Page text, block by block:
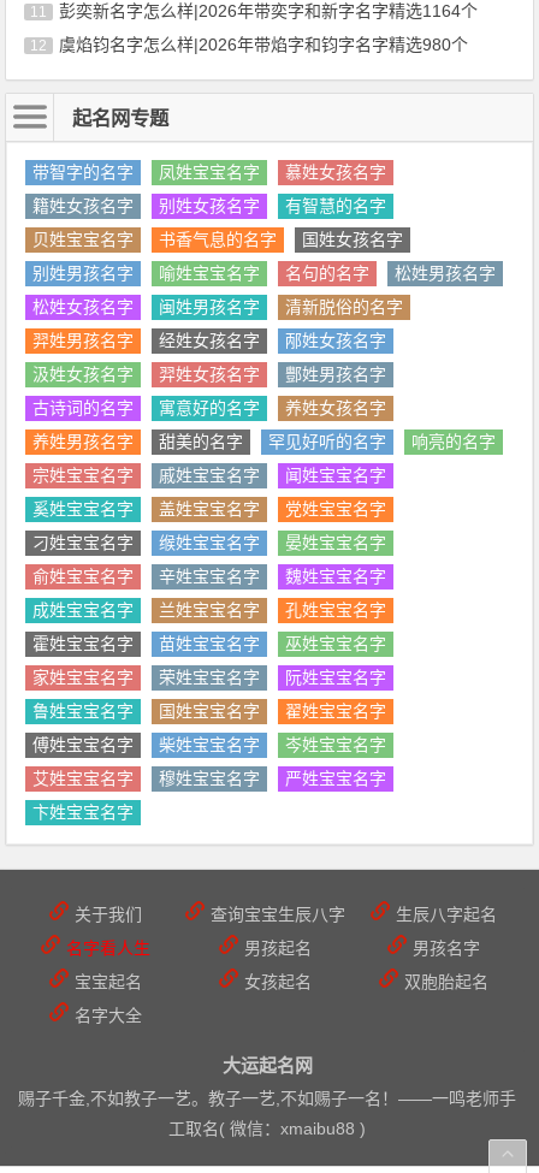
11 彭奕新名字怎么样|2026年带奕字和新字名字精选1164个
12 虞焰钧名字怎么样|2026年带焰字和钧字名字精选980个
起名网专题
带智字的名字 凤姓宝宝名字
慕姓女孩名字
籍姓女孩名字
别姓女孩名字
有智慧的名字
贝姓宝宝名字
书香气息的名字
国姓女孩名字
别姓男孩名字
喻姓宝宝名字 名句的名字
松姓男孩名字
松姓女孩名字
闽姓男孩名字
清新脱俗的名字
羿姓男孩名字
经姓女孩名字
邴姓女孩名字
汲姓女孩名字
羿姓女孩名字
酆姓男孩名字
古诗词的名字
寓意好的名字
养姓女孩名字
养姓男孩名字
甜美的名字 罕见好听的名字
响亮的名字
宗姓宝宝名字
戚姓宝宝名字
闻姓宝宝名字
奚姓宝宝名字
盖姓宝宝名字
党姓宝宝名字
刁姓宝宝名字
缑姓宝宝名字
晏姓宝宝名字
俞姓宝宝名字
辛姓宝宝名字
魏姓宝宝名字
成姓宝宝名字
兰姓宝宝名字
孔姓宝宝名字
霍姓宝宝名字
苗姓宝宝名字
巫姓宝宝名字
家姓宝宝名字
荣姓宝宝名字
阮姓宝宝名字
鲁姓宝宝名字
国姓宝宝名字
翟姓宝宝名字
傅姓宝宝名字
柴姓宝宝名字
岑姓宝宝名字
艾姓宝宝名字
穆姓宝宝名字
严姓宝宝名字
卞姓宝宝名字
关于我们 查询宝宝生辰八字
生辰八字起名
名字看人生
男孩起名
男孩名字
宝宝起名
女孩起名
双胞胎起名
名字大全
大运起名网
赐子千金,不如教子一艺。教子一艺,不如赐子一名！——一鸣老师手
工取名( 微信：xmaibu88 )